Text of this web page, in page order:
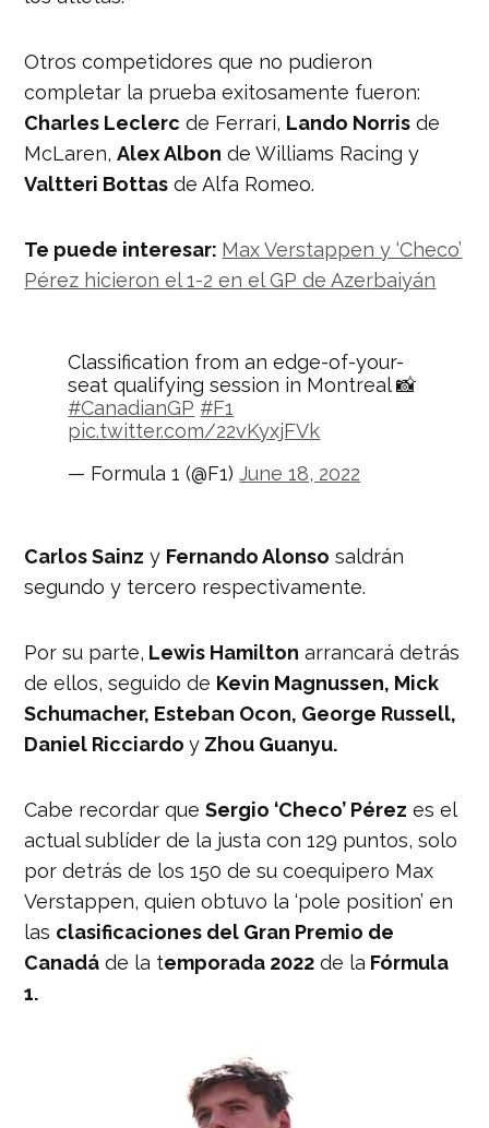
Otros competidores que no pudieron
completar la prueba exitosamente fueron:
Charles Leclerc de Ferrari, Lando Norris de
McLaren,Alex Albon de Williams Racing y
Valtteri Bottas de Alfa Romeo.
Te puede interesar: Max Verstappen y ‘Checo’
Pérez hicieron el 1-2 en el GP de Azerbaiyán
Classification from an edge-of-your-
seat qualifying session in Montreal 📸
#CanadianGP #F1
pic.twitter.com/22vKyxjFVk
— Formula 1 (@F1)June 18, 2022
Carlos Sainz y Fernando Alonso saldrán
segundo y tercero respectivamente.
Por su parte, Lewis Hamilton arrancará detrás
de ellos, seguido de Kevin Magnussen, Mick
Schumacher, Esteban Ocon, George Russell,
Daniel Ricciardoy Zhou Guanyu.
Cabe recordar queSergio ‘Checo’ Pérez es el
actual sublíder de la justa con 129 puntos, solo
por detrás de los 150 de su coequipero Max
Verstappen, quien obtuvo la ‘pole position’ en
las clasificaciones del Gran Premio de
Canadá de la temporada 2022 de la Fórmula
1.